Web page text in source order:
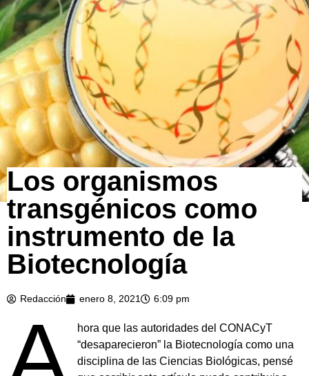
Los organismos
transgénicos como
instrumento de la
Biotecnología
Redacción enero 8, 2021 6:09 pm
hora que las autoridades del CONACyT
“desaparecieron” la Biotecnología como una
disciplina de las Ciencias Biológicas, pensé